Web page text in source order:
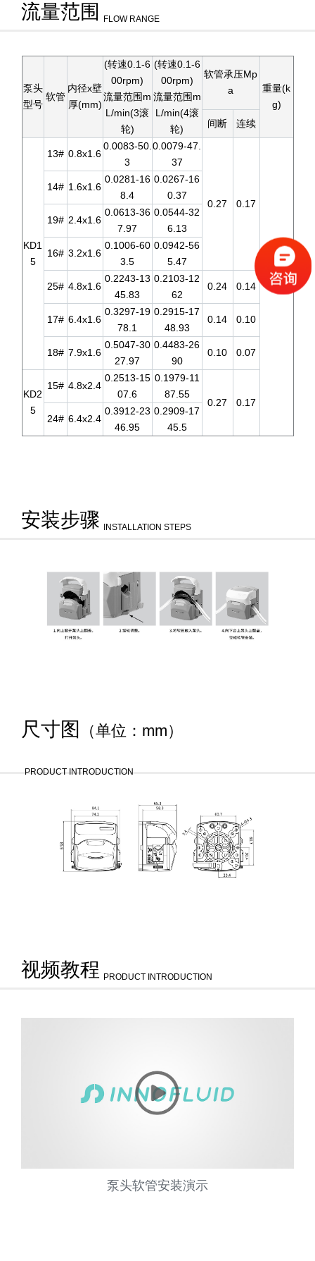
流量范围 FLOW RANGE
泵头
型号
软管
内径x壁
厚(mm)
(转速0.1-6
00rpm)
流量范围m
L/min(3滚
轮)
(转速0.1-6
00rpm)
流量范围m
L/min(4滚
轮)
软管承压Mp
a
重量(k
g)
间断
连续
KD1
5
13# 0.8x1.6
0.0083-50.
3
0.0079-47.
37
0.27 0.17
0.37
14# 1.6x1.6
0.0281-16
8.4
0.0267-16
0.37
19# 2.4x1.6
0.0613-36
7.97
0.0544-32
6.13
16# 3.2x1.6
0.1006-60
3.5
0.0942-56
5.47
25# 4.8x1.6
0.2243-13
45.83
0.2103-12
62
0.24 0.14
17# 6.4x1.6
0.3297-19
78.1
0.2915-17
48.93
0.14 0.10
18# 7.9x1.6
0.5047-30
27.97
0.4483-26
90
0.10 0.07
KD2
5
15# 4.8x2.4
0.2513-15
07.6
0.1979-11
87.55
0.27
0.17
24# 6.4x2.4
0.3912-23
46.95
0.2909-17
45.5
安装步骤 INSTALLATION STEPS
尺寸图 （单位：mm）
PRODUCT INTRODUCTION
视频教程 PRODUCT INTRODUCTION
泵头软管安装演示